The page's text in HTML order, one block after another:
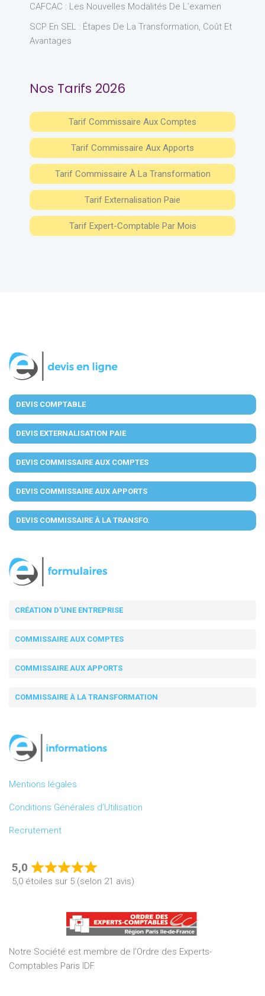
CAFCAC : Les Nouvelles Modalités De L’examen
SCP En SEL : Étapes De La Transformation, Coût Et
Avantages
Nos Tarifs 2026
Tarif Commissaire Aux Comptes
Tarif Commissaire Aux Apports
Tarif Commissaire À La Transformation
Tarif Externalisation Paie
Tarif Expert-Comptable Par Mois
DEVIS COMPTABLE
DEVIS EXTERNALISATION PAIE
DEVIS COMMISSAIRE AUX COMPTES
DEVIS COMMISSAIRE AUX APPORTS
DEVIS COMMISSAIRE À LA TRANSFO.
CRÉATION D'UNE ENTREPRISE
COMMISSAIRE AUX COMPTES
COMMISSAIRE AUX APPORTS
COMMISSAIRE À LA TRANSFORMATION
Mentions légales
Conditions Générales d’Utilisation
Recrutement
5,0
Rated
of
5
5,0 étoiles sur 5 (selon 21 avis)
Notre Société est membre de l’Ordre des Experts-
Comptables Paris IDF.